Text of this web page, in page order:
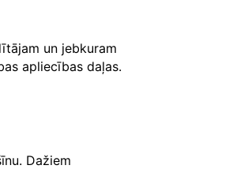
un jebkuram
apliecības daļas.
Dažiem